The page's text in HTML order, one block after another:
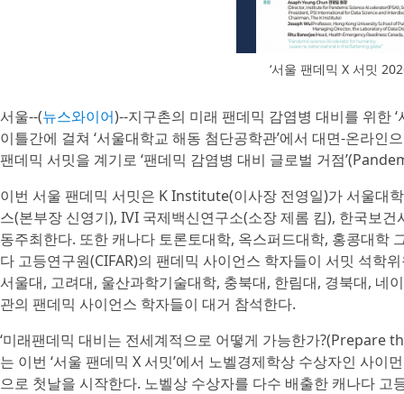
‘서울 팬데믹 X 서밋
서울--(뉴스와이어)--지구촌의 미래 팬데믹 감염병 대비를 위한
이틀간에 걸쳐 ‘서울대학교 해동 첨단공학관’에서 대면-온라인
팬데믹 서밋을 계기로 ‘팬데믹 감염병 대비 글로벌 거점
이번 서울 팬데믹 서밋은 K Institute(이사장 전영일)가 서울대
스(본부장 신영기), IVI 국제백신연구소(소장 제롬 킴), 한국보
동주최한다. 또한 캐나다 토론토대학, 옥스퍼드대학, 홍콩대학
다 고등연구원(CIFAR)의 팬데믹 사이언스 학자들이 서밋 석학
서울대, 고려대, 울산과학기술대학, 충북대, 한림대, 경북대, 네
관의 팬데믹 사이언스 학자들이 대거 참석한다.
‘미래팬데믹 대비는 전세계적으로 어떻게 가능한가?(Prepare
는 이번 ‘서울 팬데믹 X 서밋’에서 노벨경제학상 수상자인 사
으로 첫날을 시작한다. 노벨상 수상자를 다수 배출한 캐나다 고